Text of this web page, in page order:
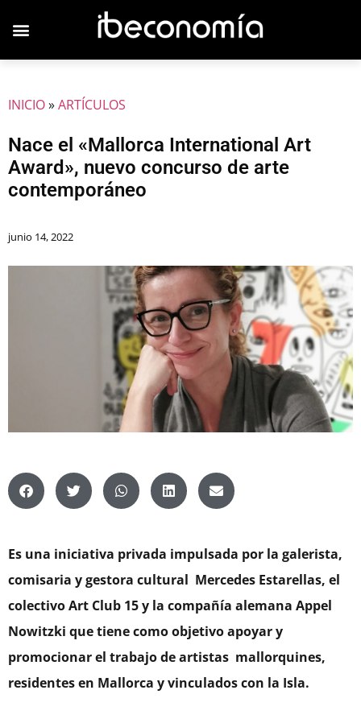
INICIO»ARTÍCULOS
Nace el «Mallorca International Art
Award», nuevo concurso de arte
contemporáneo
junio 14, 2022
Es una iniciativa privada impulsada por la galerista,
comisaria y gestora cultural Mercedes Estarellas, el
colectivo Art Club 15 y la compañía alemana Appel
Nowitzki que tiene como objetivo apoyar y
promocionar el trabajo de artistas mallorquines,
residentes en Mallorca y vinculados con la Isla.